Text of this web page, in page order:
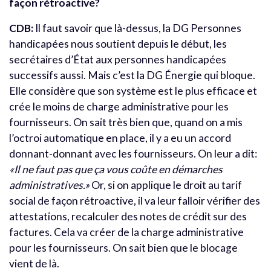
façon rétroactive?
CDB: Il faut savoir que là-dessus, la DG Personnes
handicapées nous soutient depuis le début, les
secrétaires d’État aux personnes handicapées
successifs aussi. Mais c’est la DG Énergie qui bloque.
Elle considère que son système est le plus efficace et
crée le moins de charge administrative pour les
fournisseurs. On sait très bien que, quand on a mis
l’octroi automatique en place, il y a eu un accord
donnant-donnant avec les fournisseurs. On leur a dit:
«Il ne faut pas que ça vous coûte en démarches
administratives.»Or, si on applique le droit au tarif
social de façon rétroactive, il va leur falloir vérifier des
attestations, recalculer des notes de crédit sur des
factures. Cela va créer de la charge administrative
pour les fournisseurs. On sait bien que le blocage
vient de là.